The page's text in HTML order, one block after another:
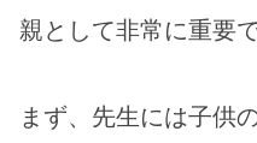
親として非常に重要で
まず、先生には子供